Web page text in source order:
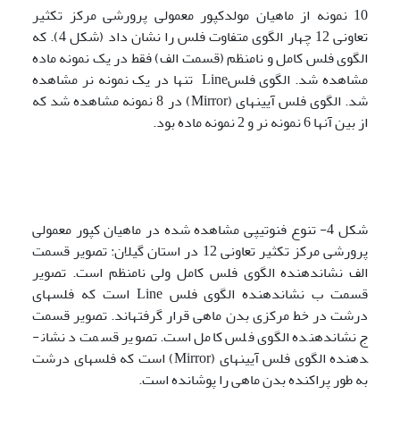
10 نمونه از ماهیان مولدکپور معمولی پرورشی مرکز تکثیر
تعاونی 12 چهار الگوی متفاوت فلس را نشان داد (شکل 4). که
الگوی فلس کامل و نامنظم (قسمت الف) فقط در یک نمونه ماده
مشاهده شد. الگوی فلسLine تنها در یک نمونه نر مشاهده
شد. الگوی فلس آیینه­ای (Mirror) در 8 نمونه مشاهده شد که
از بین آنها 6 نمونه نر و 2 نمونه ماده بود.
شکل 4- تنوع فنوتیپی مشاهده شده در ماهیان کپور معمولی
پرورشی مرکز تکثیر تعاونی 12 در استان گیلان: تصویر قسمت
الف نشان­دهنده الگوی فلس کامل ولی نامنظم است. تصویر
قسمت ب نشان­دهنده الگوی فلس Line است که فلس­های
درشت در خط مرکزی بدن ماهی قرار گرفته­اند. تصویر قسمت
ج نشان­دهنده الگوی فلس کامل است. تصویر قسمت د نشان­
دهنده الگوی فلس آیینه­ای (Mirror) است که فلس­های درشت
به طور پراکنده بدن ماهی را پوشانده است.